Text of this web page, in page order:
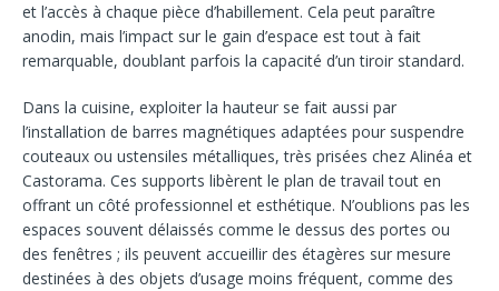
et l’accès à chaque pièce d’habillement. Cela peut paraître
anodin, mais l’impact sur le gain d’espace est tout à fait
remarquable, doublant parfois la capacité d’un tiroir standard.
Dans la cuisine, exploiter la hauteur se fait aussi par
l’installation de barres magnétiques adaptées pour suspendre
couteaux ou ustensiles métalliques, très prisées chez Alinéa et
Castorama. Ces supports libèrent le plan de travail tout en
offrant un côté professionnel et esthétique. N’oublions pas les
espaces souvent délaissés comme le dessus des portes ou
des fenêtres ; ils peuvent accueillir des étagères sur mesure
destinées à des objets d’usage moins fréquent, comme des